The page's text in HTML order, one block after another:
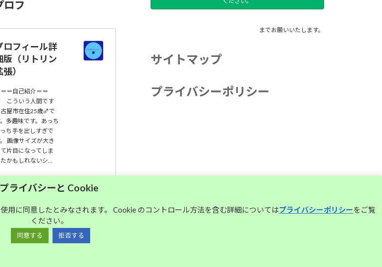
ロフ
ロフィール詳
版（リトリン
）
＝＝自己紹介＝＝
こういう人間です
屋市在住25歳♂で
多趣味です。あっち
っち手を出しすぎで
画像サイズが大き
て片目になってしま
かもしれないシ…
大須中毒名古屋人
のブログ
までお願いいたします。
サイトマップ
プライバシーポリシー
大須中毒名古屋人のブログ All Rights Reserved.
withLightning Theme&VK All in One Expansion Unit
プライバシーと Cookie
用に同意したとみなされます。 Cookie のコントロール方法を含む詳細についてはプライバシーポリシーをご覧
ください。
同意する 拒否する